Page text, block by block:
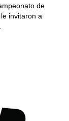
de
invitaron a